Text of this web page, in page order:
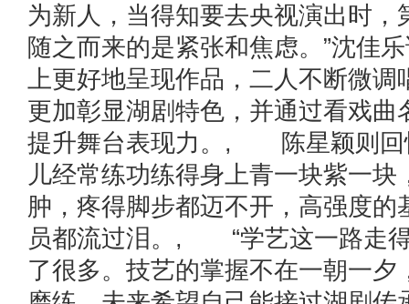
为新人，当得知要去央视演出时，
随之而来的是紧张和焦虑。”沈佳
上更好地呈现作品，二人不断微
更加彰显湖剧特色，并通过看戏曲
提升舞台表现力。, 陈星颖则回
儿经常练功练得身上青一块紫一块
肿，疼得脚步都迈不开，高强度的
员都流过泪。, “学艺这一路走
了很多。技艺的掌握不在一朝一夕